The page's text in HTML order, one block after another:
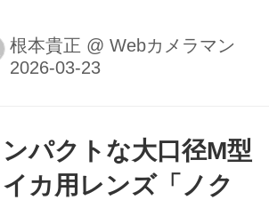
根本貴正 @ Webカメラマン
ンパクトな大口径M型
カ用レンズ「ノク